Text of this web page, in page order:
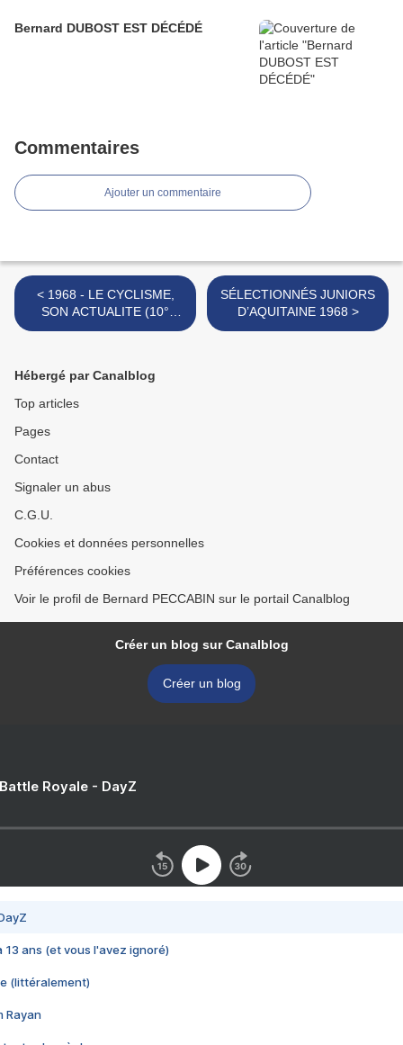
Bernard DUBOST EST DÉCÉDÉ
Commentaires
Ajouter un commentaire
< 1968 - LE CYCLISME,
SON ACTUALITE (10°
semaine de la saison)
SÉLECTIONNÉS JUNIORS
D’AQUITAINE 1968 >
Hébergé par Canalblog
Top articles
Pages
Contact
Signaler un abus
C.G.U.
Cookies et données personnelles
Préférences cookies
Voir le profil de Bernard PECCABIN sur le portail Canalblog
Créer un blog sur Canalblog
Créer un blog
Royale - DayZ
13 ans (et vous l'avez ignoré)
(littéralement)
Rayan